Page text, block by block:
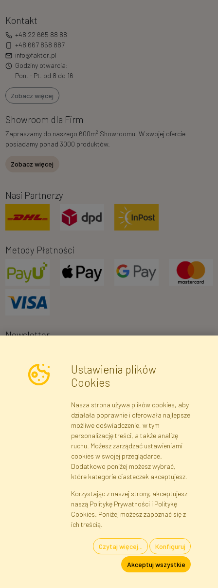
Kontakt
+48 22 665 88 88
+48 667 858 887
info@faktor.pl
Godziny otwarcia:
Pon. - Pt. od 8 do 16
Zobacz więcej
Showroom dla Firm
Zapraszamy do naszego 600m2 Showroomu. W swojej ofercie
posiadamy ponad 3000 produktów.
Zobacz więcej
Nasi Partnerzy
Metody Płatności
Newsletter
Wyrażam zgodę na przetwarzanie moich danych osobowych w celu
otrzymywania informacji marketingowych i ofert handlowych za
o.o.. Poinformowano mnie o prawie wglądu do treści moich danych
osobowych oraz ich poprawiania, a także iż podanie danych jest
Dane rejestrowe Regulamin
Polityka Prywatności
Pomoc
Mapa serwisu
Cookies Język
Kwiaty i Rośliny Sztuczne · Hurtownia i Sklep Internetowy · Bezpośredni
Importer · Warszawa, Błonie
Ustawienia plików
Cookies
Nasza strona używa plików cookies, aby
działała poprawnie i oferowała najlepsze
możliwe doświadczenie, w tym
personalizację treści, a także analizę
ruchu. Możesz zarządzać ustawieniami
cookies w swojej przeglądarce.
Dodatkowo poniżej możesz wybrać,
które kategorie ciasteczek akceptujesz.
Korzystając z naszej strony, akceptujesz
naszą Politykę Prywatności i Politykę
Cookies. Poniżej możesz zapoznać się z
ich treścią.
Czytaj więcej... Konfiguruj
Akceptuj wszystkie